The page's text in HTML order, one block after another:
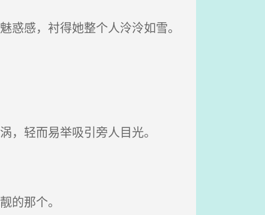
感，衬得她整个人泠泠如雪。
轻而易举吸引旁人目光。
的那个。